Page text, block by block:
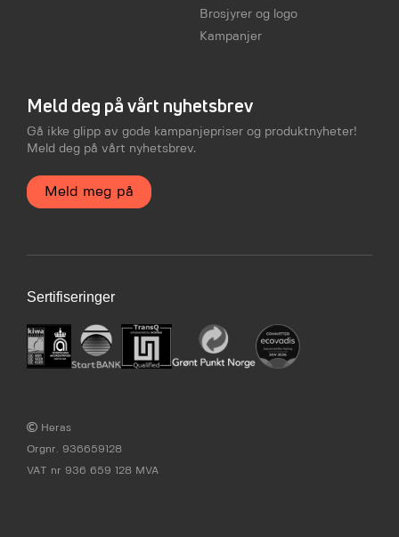
Brosjyrer og logo
Kampanjer
Meld deg på vårt nyhetsbrev
Gå ikke glipp av gode kampanjepriser og produktnyheter!
Meld deg på vårt nyhetsbrev.
Meld meg på
Sertifiseringer
Heras
Orgnr. 936659128
VAT nr 936 659 128 MVA